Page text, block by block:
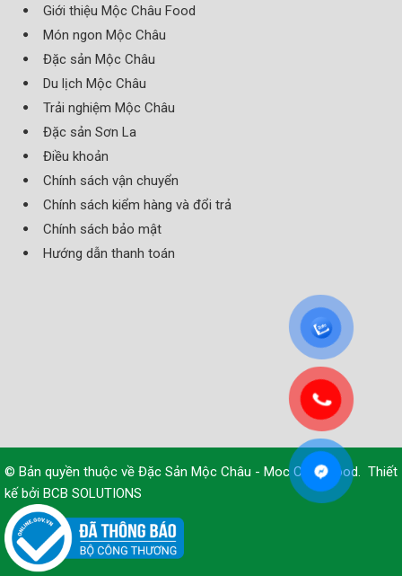
Giới thiệu Mộc Châu Food
Món ngon Mộc Châu
Đặc sản Mộc Châu
Du lịch Mộc Châu
Trải nghiệm Mộc Châu
Đặc sản Sơn La
Điều khoản
Chính sách vận chuyển
Chính sách kiểm hàng và đổi trả
Chính sách bảo mật
Hướng dẫn thanh toán
© Bản quyền thuộc về Đặc Sản Mộc Châu - Moc Chau Food
Thiết
kế bởi BCB SOLUTIONS